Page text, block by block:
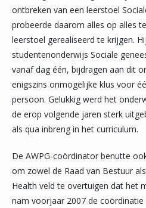
ontbreken van een leerstoel
probeerde daarom alles op alles
leerstoel gerealiseerd te krijgen.
studentenonderwijs Sociale
vanaf dag één, bijdragen aan dit
enigszins onmogelijke klus voor
persoon. Gelukkig werd het
de erop volgende jaren sterk
als qua inbreng in het curriculum.
De AWPG-coördinator benutte
om zowel de Raad van Bestuur
Health veld te overtuigen dat het
nam voorjaar 2007 de